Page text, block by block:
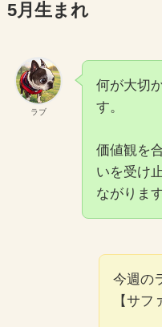
5月生まれ
ラブ
何が大切
す。
価値観を
いを受け
ながります
今週の
【サフ